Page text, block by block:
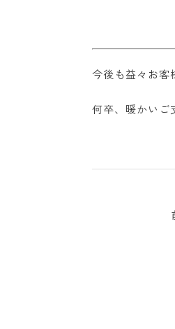
今後も益々お客
何卒、暖かいご